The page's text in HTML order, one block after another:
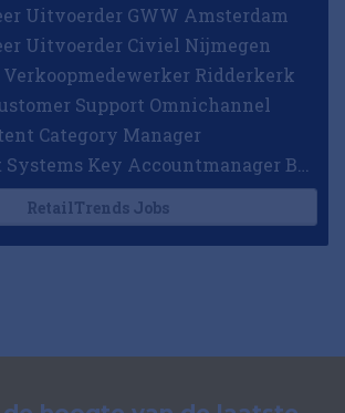
Uitvoerder GWW Amsterdam
Uitvoerder Civiel Nijmegen
Ridderkerk
Support Omnichannel
Category Manager
RetailTrends Jobs